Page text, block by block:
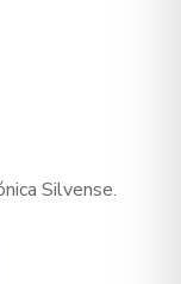
Silvense.